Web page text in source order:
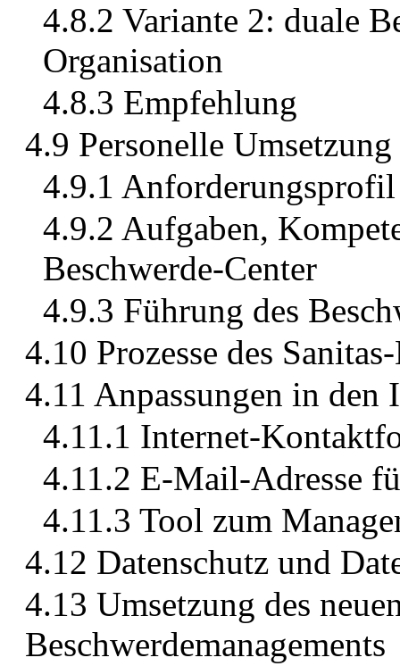
4.8.2 Variante 2: duale
Organisation
4.8.3 Empfehlung
4.9 Personelle Umsetzung
4.9.1
4.9.2 Aufgaben,
Beschwerde-Center
4.9.3 Führung des
4.10 Prozesse des
4.11 Anpassungen in den
4.11.1 Internet-
4.11.2 E-Mail-Adresse
4.11.3 Tool zum
4.12 Datenschutz und
4.13 Umsetzung des
Beschwerdemanagements